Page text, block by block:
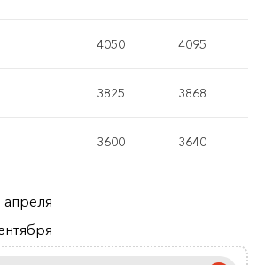
4050 4095
3825 3868
3600 3640
апреля